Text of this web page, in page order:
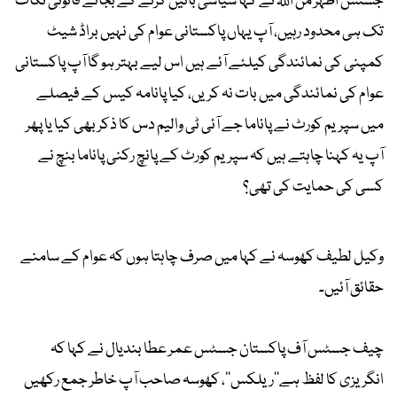
تک ہی محدود رہیں، آپ یہاں پاکستانی عوام کی نہیں براڈ شیٹ
کمپنی کی نمائندگی کیلئے آئے ہیں اس لیے بہتر ہو گا آپ پاکستانی
عوام کی نمائندگی میں بات نہ کریں، کیا پانامہ کیس کے فیصلے
میں سپریم کورٹ نے پاناما جے آئی ٹی والیم دس کا ذکر بھی کیا یا پھر
آپ یہ کہنا چاہتے ہیں کہ سپریم کورٹ کے پانچ رکنی پاناما بنچ نے
کسی کی حمایت کی تھی؟
وکیل لطیف کھوسہ نے کہا میں صرف چاہتا ہوں کہ عوام کے سامنے
حقائق آئیں۔
چیف جسٹس آف پاکستان جسٹس عمر عطا بندیال نے کہا کہ
انگریزی کا لفظ ہے''ریلکس''، کھوسہ صاحب آپ خاطر جمع رکھیں